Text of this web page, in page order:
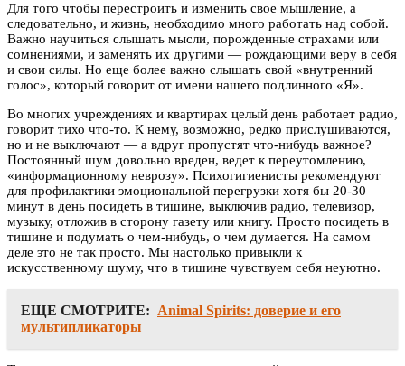
Для того чтобы перестроить и изменить свое мышление, а
следовательно, и жизнь, необходимо много работать над собой.
Важно научиться слышать мысли, порожденные страхами или
сомнениями, и заменять их другими — рождающими веру в себя
и свои силы. Но еще более важно слышать свой «внутренний
голос», который говорит от имени нашего подлинного «Я».
Во многих учреждениях и квартирах целый день работает радио,
говорит тихо что-то. К нему, возможно, редко прислушиваются,
но и не выключают — а вдруг пропустят что-нибудь важное?
Постоянный шум довольно вреден, ведет к переутомлению,
«информационному неврозу». Психогигиенисты рекомендуют
для профилактики эмоциональной перегрузки хотя бы 20-30
минут в день посидеть в тишине, выключив радио, телевизор,
музыку, отложив в сторону газету или книгу. Просто посидеть в
тишине и подумать о чем-нибудь, о чем думается. На самом
деле это не так просто. Мы настолько привыкли к
искусственному шуму, что в тишине чувствуем себя неуютно.
ЕЩЕ СМОТРИТЕ: Animal Spirits: доверие и его
мультипликаторы